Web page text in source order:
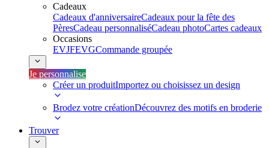
Cadeaux
Cadeaux d'anniversaireCadeaux pour la fête des
PèresCadeau personnaliséCadeau photoCartes cadeaux
Occasions
EVJFEVGCommande groupée
Je personnalise
Créer un produitImportez ou choisissez un design
Brodez votre créationDécouvrez des motifs en broderie
Trouver